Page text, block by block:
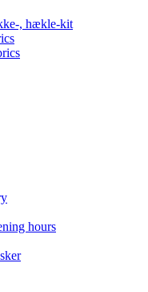
, hækle-kit
hours